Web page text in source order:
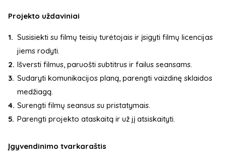
Projekto uždaviniai
Susisiekti su filmų teisių turėtojais ir įsigyti filmų licencijas
jiems rodyti.
Išversti filmus, paruošti subtitrus ir failus seansams.
Sudaryti komunikacijos planą, parengti vaizdinę sklaidos
medžiagą.
Surengti filmų seansus su pristatymais.
Parengti projekto ataskaitą ir už jį atsiskaityti.
Įgyvendinimo tvarkaraštis